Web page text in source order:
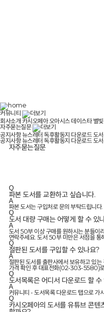
커뮤니티
회사소개 카시오페아 오아시스 데이스타 별
자주묻는질문
공지사항뉴스레터 독후활동지 다운로드도
공지사항 뉴스레터 독후활동지 다운로드 도
자주묻는질문
Q
파본 도서를 교환하고 싶습니다.
A
파본 도서는 구입처로 문의 부탁드립니다.
Q
도서 대량 구매는 어떻게 할 수 있
A
도서 50부 이상 구매를 원하시는 분들
연락주세요. 도서 50부 미만은 서점을 통
Q
절판된 도서를 구입할 수 있나요?
A
절판된 도서를 출판사에서 보유하고 있
가격 확인 후 대표전화(02-303-5580)
Q
도서목록은 어디서 다운로드 할 수
A
커뮤니티 - 도서목록 다운로드 탭으로 가
Q
카시오페아의 도서를 유튜브 콘